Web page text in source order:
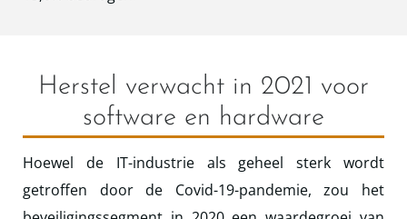
Herstel verwacht in 2021 voor
software en hardware
Hoewel de IT-industrie als geheel sterk wordt
getroffen door de Covid-19-pandemie, zou het